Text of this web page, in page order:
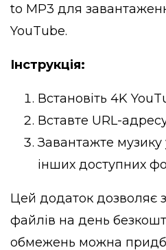
to MP3 для
YouTube.
Інструкція:
Встановіть 4K
Вставте URL-
Завантажте
інших доступних
Цей додаток дозволяє
файлів на день
обмежень можна